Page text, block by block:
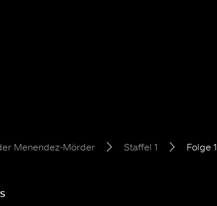
Menendez-Mörder Staffel 1 Folge 1